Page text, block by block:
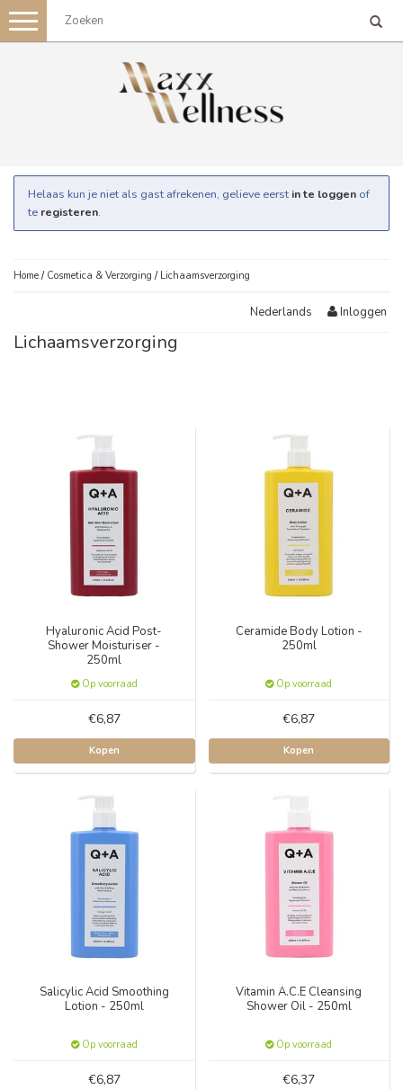
Toggle
navigation
Helaas kun je niet als gast afrekenen, gelieve eerst in te loggen of
te registeren.
Home / Cosmetica & Verzorging / Lichaamsverzorging
Nederlands Inloggen
Lichaamsverzorging
Hyaluronic Acid Post-
Shower Moisturiser -
250ml
Op voorraad
€6,87
Kopen
Ceramide Body Lotion -
250ml
Op voorraad
€6,87
Kopen
Salicylic Acid Smoothing
Lotion - 250ml
Op voorraad
€6,87
Vitamin A.C.E Cleansing
Shower Oil - 250ml
Op voorraad
€6,37